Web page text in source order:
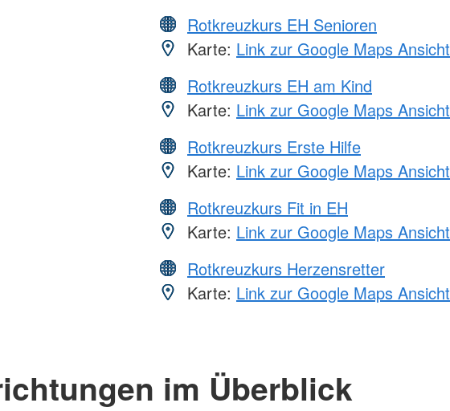
Rotkreuzkurs EH Senioren
Karte: Link zur Google Maps Ansicht
Rotkreuzkurs EH am Kind
Karte: Link zur Google Maps Ansicht
Rotkreuzkurs Erste Hilfe
Karte: Link zur Google Maps Ansicht
Rotkreuzkurs Fit in EH
Karte: Link zur Google Maps Ansicht
Rotkreuzkurs Herzensretter
Karte: Link zur Google Maps Ansicht
im Überblick